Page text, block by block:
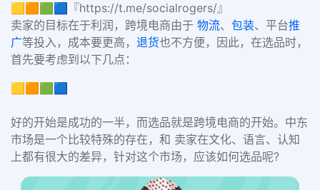
🟨🟧🟩🟦『https://t.me/socialrogers/』
卖家的目标在于利润，跨境电商由于 物流、 包装、平台推
广等投入，成本要更高， 退货也不方便，因此，在选品时，
首先要考虑到以下几点：
🟨🟧🟩🟦
好的开始是成功的一半，而选品就是跨境电商的开始。中东
市场是一个比较特殊的存在，和 卖家在文化、语言、认知
上都有很大的差异，针对这个市场，应该如何选品呢?